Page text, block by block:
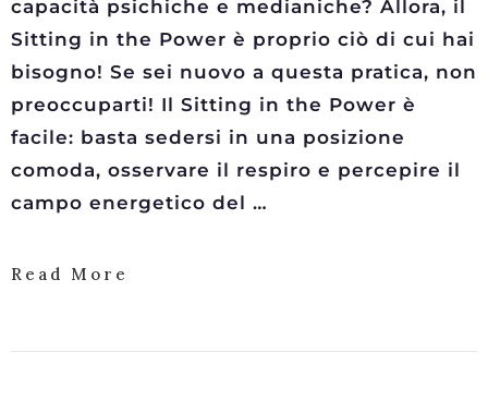
capacità psichiche e medianiche? Allora, il
Sitting in the Power è proprio ciò di cui hai
bisogno! Se sei nuovo a questa pratica, non
preoccuparti! Il Sitting in the Power è
facile: basta sedersi in una posizione
comoda, osservare il respiro e percepire il
campo energetico del …
Read More